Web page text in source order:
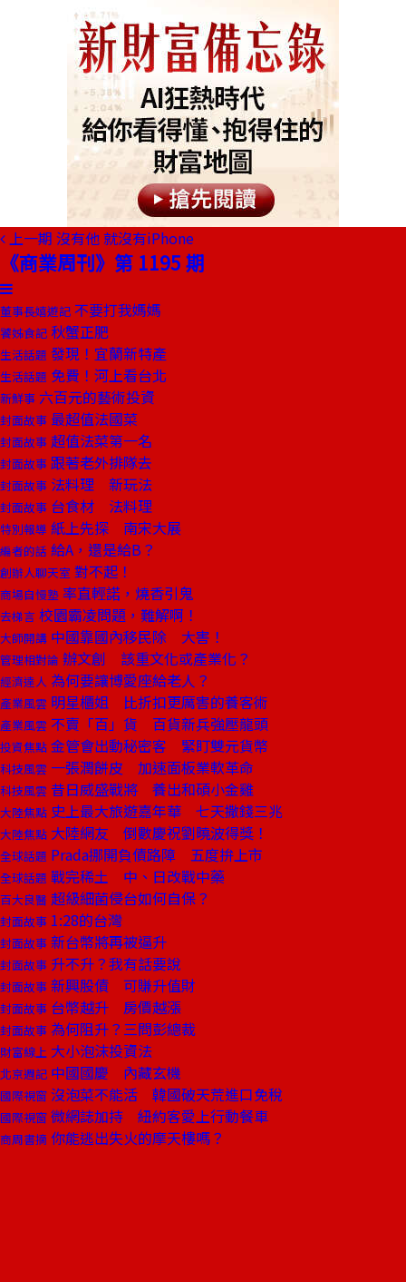
上一期 沒有他 就沒有iPhone
《商業周刊》第 1195 期
董事長嬉遊記 不要打我媽媽
饕姊食記 秋蟹正肥
生活話題 發現！宜蘭新特產
生活話題 免費！河上看台北
新鮮事 六百元的藝術投資
封面故事 最超值法國菜
封面故事 超值法菜第一名
封面故事 跟著老外排隊去
封面故事 法料理 新玩法
封面故事 台食材 法料理
特別報導 紙上先探 南宋大展
編者的話 給A，還是給B？
創辦人聊天室 對不起！
商場自慢塾 率直輕諾，燒香引鬼
去梯言 校園霸凌問題，難解啊！
大師開講 中國靠國內移民除 大害！
管理相對論 辦文創 該重文化或產業化？
經濟達人 為何要讓博愛座給老人？
產業風雲 明星櫃姐 比折扣更厲害的養客術
產業風雲 不賣「百」貨 百貨新兵強壓龍頭
投資焦點 金管會出動秘密客 緊盯雙元貨幣
科技風雲 一張潤餅皮 加速面板業軟革命
科技風雲 昔日威盛戰將 養出和碩小金雞
大陸焦點 史上最大旅遊嘉年華 七天撒錢三兆
大陸焦點 大陸網友 倒數慶祝劉曉波得獎！
全球話題 Prada挪開負債路障 五度拚上市
全球話題 戰完稀土 中、日改戰中藥
百大良醫 超級細菌侵台如何自保？
封面故事 1:28的台灣
封面故事 新台幣將再被逼升
封面故事 升不升？我有話要說
封面故事 新興股債 可賺升值財
封面故事 台幣越升 房價越漲
封面故事 為何阻升？三問彭總裁
財富線上 大小泡沫投資法
北京週記 中國國慶 內藏玄機
國際視窗 沒泡菜不能活 韓國破天荒進口免稅
國際視窗 微網誌加持 紐約客愛上行動餐車
商周書摘 你能逃出失火的摩天樓嗎？